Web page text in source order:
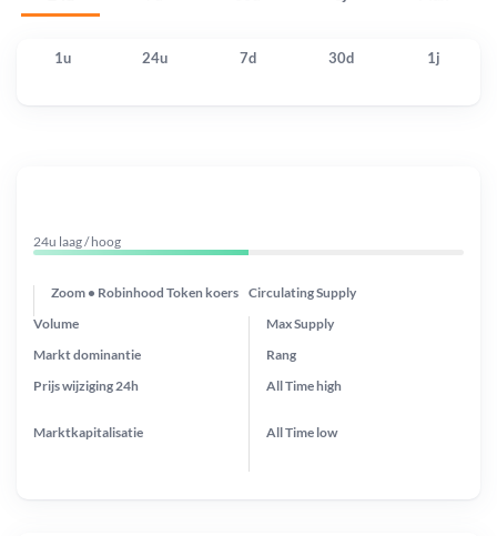
1u 24u 7d 30d 1j
24u laag / hoog
Zoom • Robinhood Token koers Circulating Supply
Prijs wijziging 24h
Max Supply
Markt dominantie
Marktkapitalisatie
Volume
Rang
All Timehigh
All Time low